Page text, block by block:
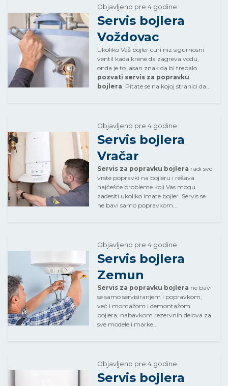
Objavljeno pre 4 godine
Servis bojlera
Voždovac
Ukoliko Vaš bojler curi niz sigurnosni
ventil kada krene da zagreva vodu,
onda je to jasan znak da bi trebalo
pozvati servis za popravku
bojlera. Pitate se na kojoj stranici da...
Objavljeno pre 4 godine
Servis bojlera
Vračar
Servis za popravku bojlera radi sve
vrste popravki na bojleru i rešava
najčešće probleme koji Vas mogu
zadesiti ukoliko imate bojler. Servis se
ne bavi samo popravkom...
Objavljeno pre 4 godine
Servis bojlera
Zemun
Servis za popravku bojlera ne bavi
se samo servisiranjem i popravkom,
već i montažom i demontažom
bojlera, nabavkom rezervnih delova za
sve modele i marke...
Objavljeno pre 4 godine
Servis bojlera